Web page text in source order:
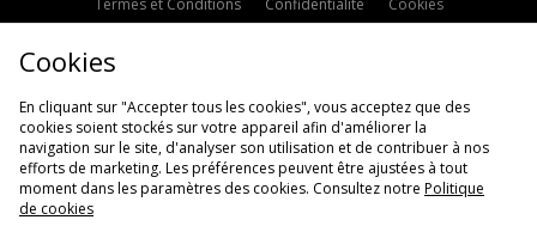
Termes et Conditions Confidentialité
Cookies
Politique d'avis en ligne
Cookies
En cliquant sur "Accepter tous les cookies", vous acceptez que des
cookies soient stockés sur votre appareil afin d'améliorer la
navigation sur le site, d'analyser son utilisation et de contribuer à nos
efforts de marketing. Les préférences peuvent être ajustées à tout
moment dans les paramètres des cookies. Consultez notre Politique
de cookies